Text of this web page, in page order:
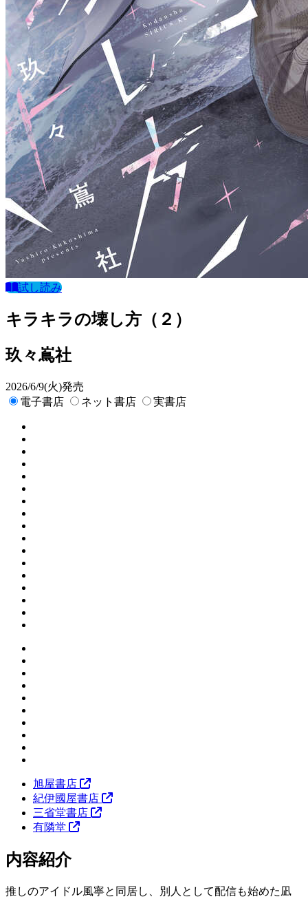
試し読み
キラキラの壊し方（２）
玖々嶌社
2026/6/9(火)発売
電子書店
ネット書店 実書店
旭屋書店
紀伊國屋書店
三省堂書店
有隣堂
内容紹介
推しのアイドル風寧と同居し、別人として配信も始めた凪